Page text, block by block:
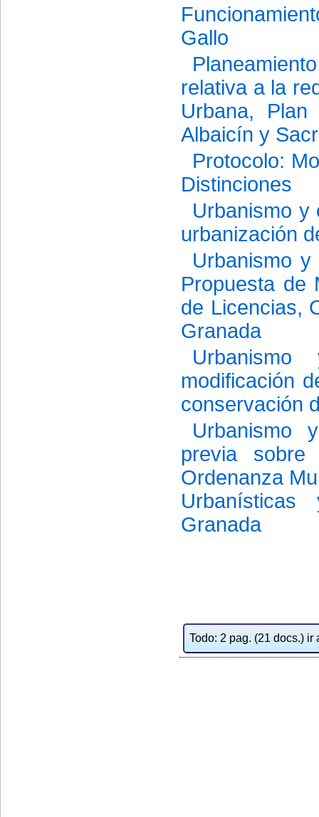
Gallo
relativa a la
Urbana,
Albaicín y
Protocolo:
Distinciones
Urbanismo y
urbanización
Urbanismo
Propuesta de
de Licencias,
Granada
modificación
conservación
Urbanismo
previa
Ordenanza
Granada
Todo: 2 pag. (21 docs.) ir